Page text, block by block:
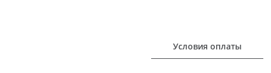
Условия оплаты